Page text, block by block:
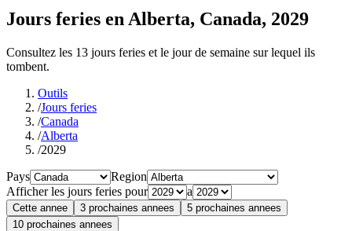
Jours feries en Alberta, Canada, 2029
Consultez les 13 jours feries et le jour de semaine sur lequel ils
tombent.
Outils
/Jours feries
/Canada
/Alberta
/2029
Pays
Region
Afficher les jours feries pour
a
Cette annee 3 prochaines annees
5 prochaines annees
10 prochaines annees